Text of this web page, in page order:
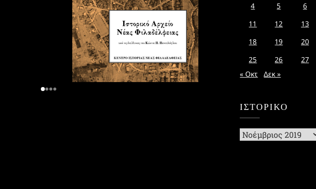
4
5 6
11
12 13
18
19 20
25
26 27
« Οκτ
Δεκ »
ΙΣΤΟΡΙΚΌ
Ιστορικό